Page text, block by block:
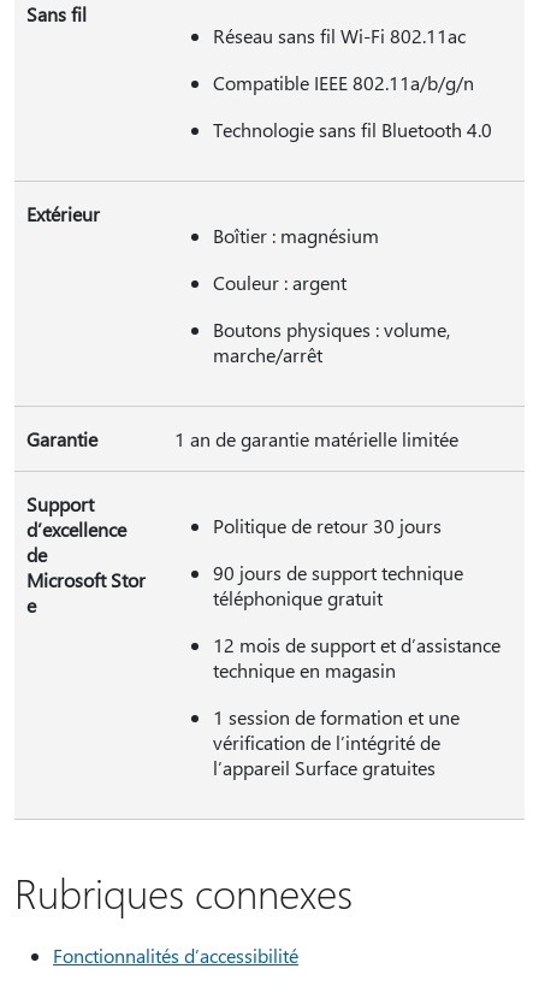
Sans fil
Réseau sans fil Wi-Fi 802.11ac
Compatible IEEE 802.11a/b/g/n
Technologie sans fil Bluetooth 4.0
Extérieur
Boîtier : magnésium
Couleur : argent
Boutons physiques : volume,
marche/arrêt
Garantie 1 an de garantie matérielle limitée
Support
d’excellence
de
Microsoft Stor
e
Politique de retour 30 jours
90 jours de support technique
téléphonique gratuit
12 mois de support et d’assistance
technique en magasin
1 session de formation et une
vérification de l’intégrité de
l’appareil Surface gratuites
Rubriques connexes
Fonctionnalités d’accessibilité